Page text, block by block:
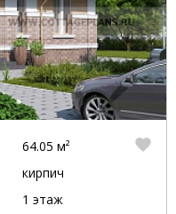
64.05 м²
кирпич
1 этаж